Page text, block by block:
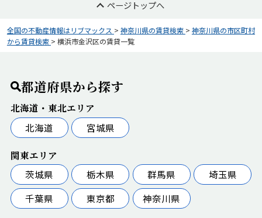
ページトップへ
全国の不動産情報はリブマックス > 神奈川県の賃貸検索 > 神奈川県の市区町村
から賃貸検索 > 横浜市金沢区の賃貸一覧
都道府県から探す
北海道・東北エリア
北海道
宮城県
関東エリア
茨城県
栃木県 群馬県
埼玉県
千葉県
東京都 神奈川県